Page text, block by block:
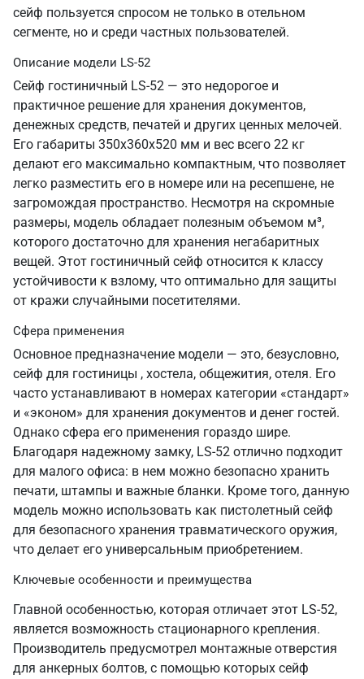
сейф пользуется спросом не только в отельном
сегменте, но и среди частных пользователей.
Описание модели LS-52
Сейф гостиничный LS-52 — это недорогое и
практичное решение для хранения документов,
денежных средств, печатей и других ценных мелочей.
Его габариты 350х360х520 мм и вес всего 22 кг
делают его максимально компактным, что позволяет
легко разместить его в номере или на ресепшене, не
загромождая пространство. Несмотря на скромные
размеры, модель обладает полезным объемом м³,
которого достаточно для хранения негабаритных
вещей. Этот гостиничный сейф относится к классу
устойчивости к взлому, что оптимально для защиты
от кражи случайными посетителями.
Сфера применения
Основное предназначение модели — это, безусловно,
сейф для гостиницы , хостела, общежития, отеля. Его
часто устанавливают в номерах категории «стандарт»
и «эконом» для хранения документов и денег гостей.
Однако сфера его применения гораздо шире.
Благодаря надежному замку, LS-52 отлично подходит
для малого офиса: в нем можно безопасно хранить
печати, штампы и важные бланки. Кроме того, данную
модель можно использовать как пистолетный сейф
для безопасного хранения травматического оружия,
что делает его универсальным приобретением.
Ключевые особенности и преимущества
Главной особенностью, которая отличает этот LS-52,
является возможность стационарного крепления.
Производитель предусмотрел монтажные отверстия
для анкерных болтов, с помощью которых сейф